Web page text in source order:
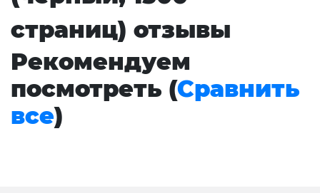
страниц) отзывы
Рекомендуем
посмотреть (Сравнить
все)